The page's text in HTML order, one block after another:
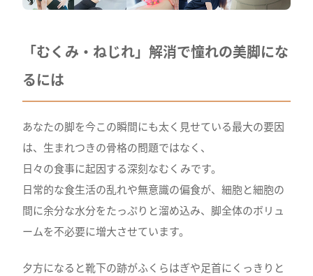
「むくみ・ねじれ」解消で憧れの美脚にな
るには
あなたの脚を今この瞬間にも太く見せている最大の要因
は、生まれつきの骨格の問題ではなく、
日々の食事に起因する深刻なむくみです。
日常的な食生活の乱れや無意識の偏食が、細胞と細胞の
間に余分な水分をたっぷりと溜め込み、脚全体のボリュ
ームを不必要に増大させています。
夕方になると靴下の跡がふくらはぎや足首にくっきりと